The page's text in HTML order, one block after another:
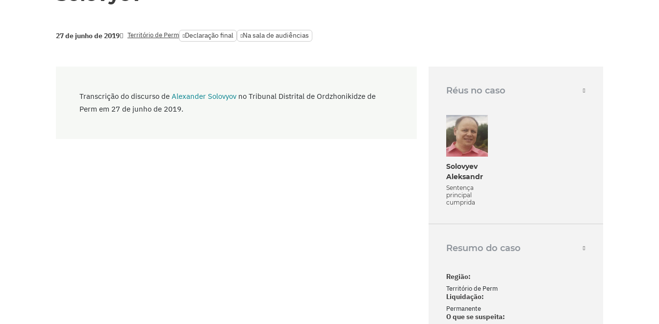
27 de junho de 2019 Território de Perm Declaração final Na sala de audiências
Transcrição do discurso de Alexander Solovyov no Tribunal Distrital de Ordzhonikidze de
Perm em 27 de junho de 2019.
Réus no caso
Solovyev
Aleksandr
Sentença
principal
cumprida
Resumo do caso
Região:
Território de Perm
Liquidação:
Permanente
O que se suspeita: